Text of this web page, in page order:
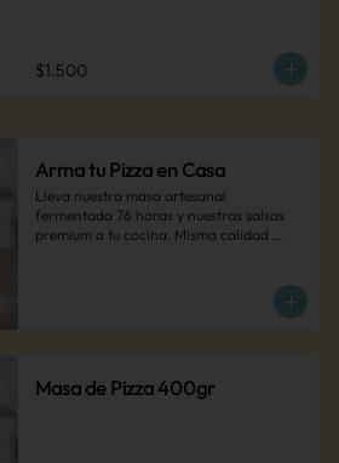
$1.500
Arma tu Pizza en Casa
Lleva nuestra masa artesanal
fermentada 76 horas y nuestras salsas
premium a tu cocina. Misma calidad
Masa de Pizza 400gr